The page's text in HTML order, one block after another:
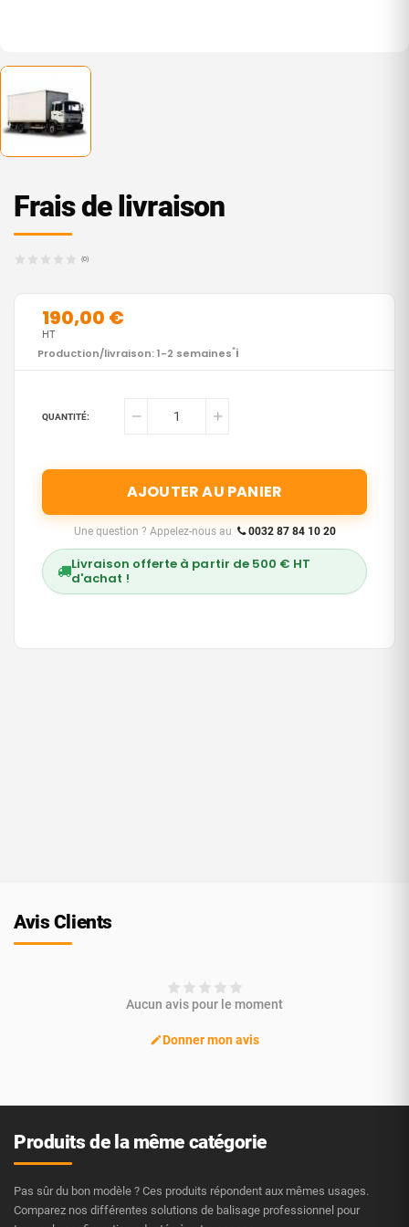
Frais de livraison
(0)
190,00 €
Production/livraison: 1-2 semaines*i
HT
QUANTITÉ:
AJOUTER AU PANIER
Une question ? Appelez-nous au 0032 87 84 10 20
Livraison offerte à partir de 500 € HT
d'achat !
Avis Clients
Aucun avis pour le moment
Donner mon avis
Produits de la même catégorie
Pas sûr du bon modèle ? Ces produits répondent aux mêmes usages.
Comparez nos différentes solutions de balisage professionnel pour